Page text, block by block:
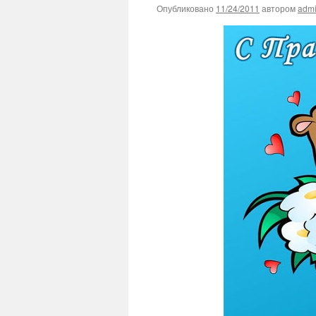
Опубликовано 11/24/2011 автором